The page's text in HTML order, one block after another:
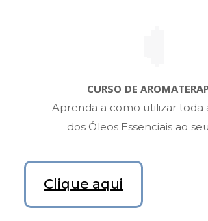
CURSO DE
Aprenda a como utilizar toda
dos Óleos Essenciais ao
Clique aqui